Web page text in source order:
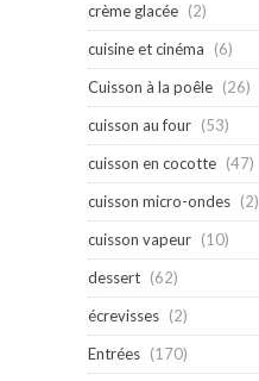
crème glacée (2)
cuisine et cinéma
(6)
Cuisson à la poêle (26)
cuisson au four (53)
cuisson en cocotte (47)
cuisson micro-ondes (2)
cuisson vapeur (10)
dessert (62)
écrevisses (2)
Entrées (170)